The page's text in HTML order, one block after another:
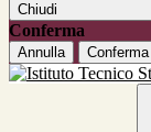
Chiudi
Conferma
Annulla Conferma